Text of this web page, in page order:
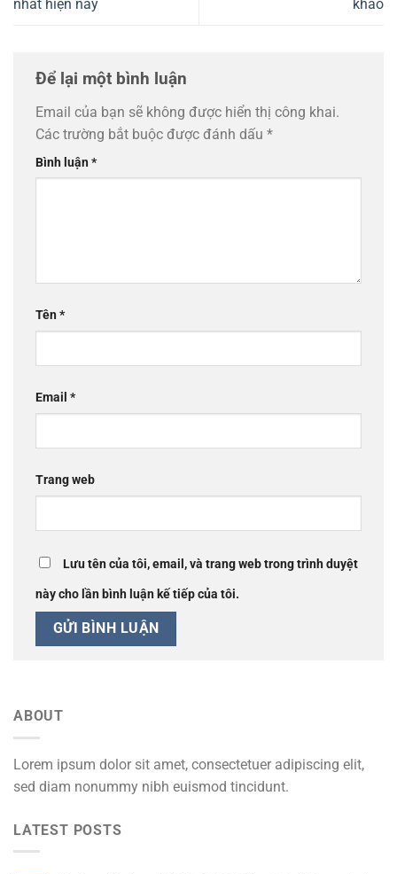
nhất hiện nay khảo
Để lại một bình luận
Email của bạn sẽ không được hiển thị công khai.
Các trường bắt buộc được đánh dấu *
Bình luận*
Tên*
Email *
Trang web
Lưu tên của tôi, email, và trang web trong trình duyệt
này cho lần bình luận kế tiếp của tôi.
ABOUT
Lorem ipsum dolor sit amet, consectetuer adipiscing elit,
sed diam nonummy nibh euismod tincidunt.
LATEST POSTS